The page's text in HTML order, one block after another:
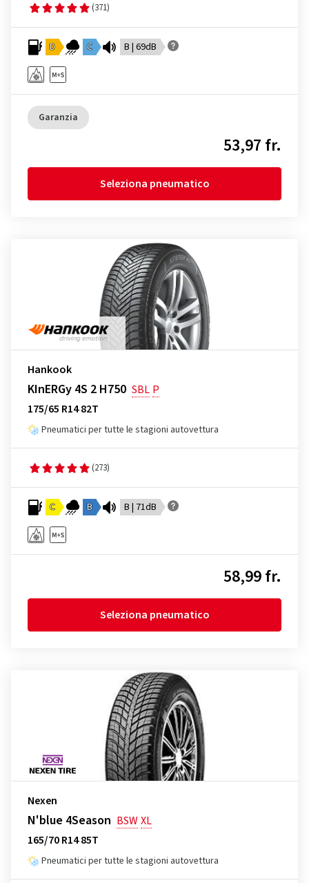
(371)
D C B | 69dB
Garanzia
53,97 fr.
Seleziona pneumatico
Hankook
KInERGy 4S 2 H750 SBL P
175/65 R14 82T
Pneumatici per tutte le stagioni autovettura
(273)
C B B | 71dB
58,99 fr.
Seleziona pneumatico
Nexen
N'blue 4Season BSWXL
165/70 R14 85T
Pneumatici per tutte le stagioni autovettura